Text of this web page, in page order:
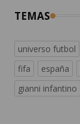
TEMAS
universo futbol
fifa
españa
gianni infantino